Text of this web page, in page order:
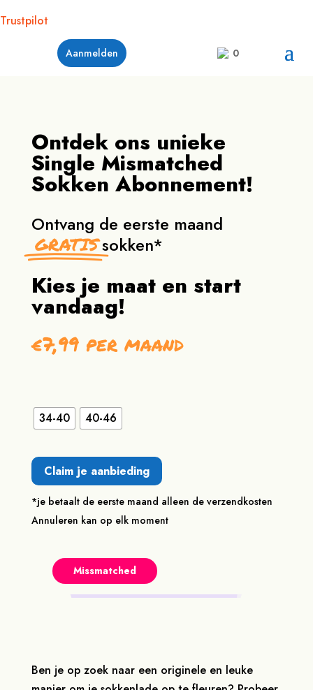
Trustpilot
0
Aanmelden
Missmatched
Ontdek ons unieke
Single Mismatched
Sokken Abonnement!
Ontvang de eerste maand
GRATISsokken*
Kies je maat en start
vandaag!
€7,99 per maand
34-40 40-46
Claim je aanbieding
*je betaalt de eerste maand alleen de verzendkosten
Annuleren kan op elk moment
Ben je op zoek naar een originele en leuke